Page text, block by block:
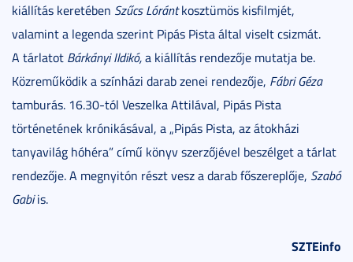
kiállítás keretében Szűcs Lórántkosztümös kisfilmjét,
valamint a legenda szerint Pipás Pista által viselt csizmát.
A tárlatot Bárkányi Ildikó,a kiállítás rendezője mutatja be.
Közreműködik a színházi darab zenei rendezője, Fábri Géza
tamburás. 16.30-tól Veszelka Attilával, Pipás Pista
történetének krónikásával, a „Pipás Pista, az átokházi
tanyavilág hóhéra” című könyv szerzőjével beszélget a tárlat
rendezője. A megnyitón részt vesz a darab főszereplője, Szabó
Gabiis.
SZTEinfo